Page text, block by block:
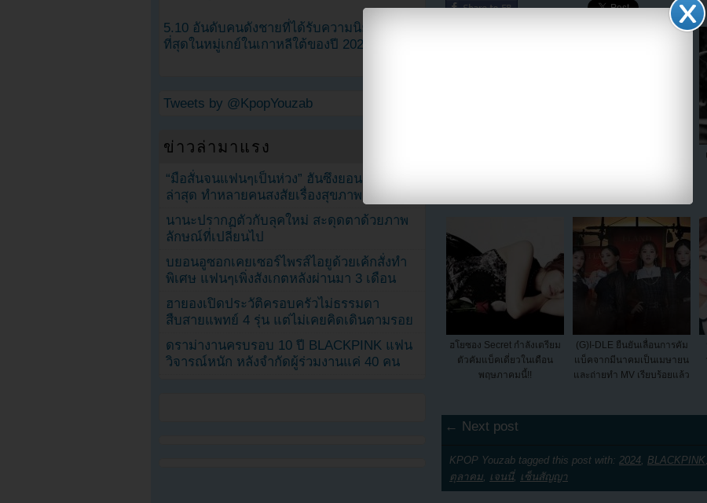
ฮโยซอง Secret กำลังเตรียม
ตัวคัมแบ็คเดี่ยวในเดือน
พฤษภาคมนี้!!
(G)I-DLE ยืนยันเลื่อนการคัม
แบ็คจากมีนาคมเป็นเมษายน
และถ่ายทำ MV เรียบร้อยแล้ว
← Next post
KPOP Youzab tagged this post with: 2024 BLACKPINK
ตุลาคม
เจนนี่, เซ็นสัญญา
5.10 อันดับคนดังชายที่ได้รับความนิยมมาก
ที่สุดในหมู่เกย์ในเกาหลีใต้ของปี 2023
Tweets by @KpopYouzab
ข่าวล่ามาแรง
“มือสั่นจนแฟนๆเป็นห่วง” ฮันซึงยอนเผยภาพ
ล่าสุด ทำหลายคนสงสัยเรื่องสุขภาพ
นานะปรากฏตัวกับลุคใหม่ สะดุดตาด้วยภาพ
ลักษณ์ที่เปลี่ยนไป
บยอนอูซอกเคยเซอร์ไพรส์ไอยูด้วยเค้กสั่งทำ
พิเศษ แฟนๆเพิ่งสังเกตหลังผ่านมา 3 เดือน
ฮายองเปิดประวัติครอบครัวไม่ธรรมดา
สืบสายแพทย์ 4 รุ่น แต่ไม่เคยคิดเดินตามรอย
ดราม่างานครบรอบ 10 ปี BLACKPINK แฟน
วิจารณ์หนัก หลังจำกัดผู้ร่วมงานแค่ 40 คน